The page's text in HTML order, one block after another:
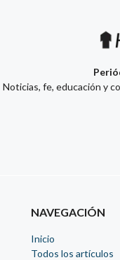
Noticias, fe, educación y
NAVEGACIÓN
Inicio
Todos los artículos